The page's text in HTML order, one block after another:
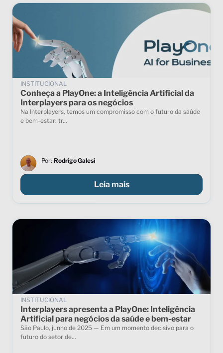
INSTITUCIONAL
Conheça a PlayOne: a Inteligência Artificial da
Interplayers para os negócios
Na Interplayers, temos um compromisso com o futuro da saúde
e bem-estar: tr...
Por: Rodrigo Galesi
Leia mais
INSTITUCIONAL
Interplayers apresenta a PlayOne: Inteligência
Artificial para negócios da saúde e bem-estar
São Paulo, junho de 2025 — Em um momento decisivo para o
futuro do setor de...